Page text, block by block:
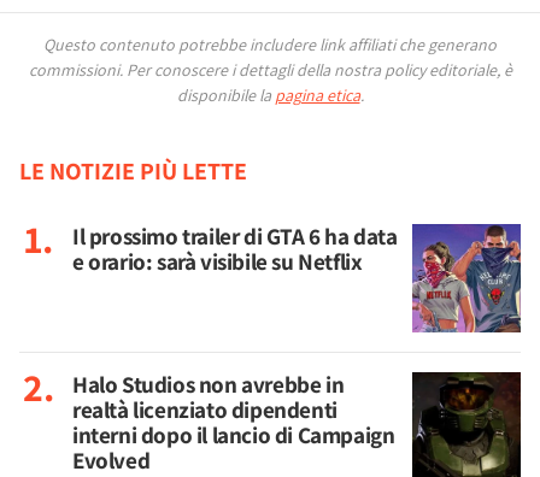
Questo contenuto potrebbe includere link affiliati che generano
commissioni. Per conoscere i dettagli della nostra policy editoriale, è
disponibile la pagina etica.
LE NOTIZIE PIÙ LETTE
Il prossimo trailer di GTA 6 ha data
e orario: sarà visibile su Netflix
Halo Studios non avrebbe in
realtà licenziato dipendenti
interni dopo il lancio di Campaign
Evolved